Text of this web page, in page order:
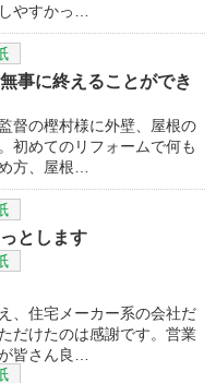
やすかっ…
事に終えることができ
督の樫村様に外壁、屋根の
初めてのリフォームで何も
方、屋根…
とします
、住宅メーカー系の会社だ
だけたのは感謝です。営業
皆さん良…